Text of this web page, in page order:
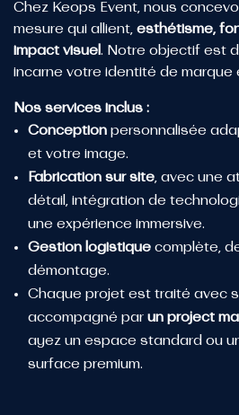
Chez Keops Event, nous
mesure qui allient, esthétisme,
impact visuel. Notre objectif est
incarne votre identité de marque
Nos services inclus :
Conception personnalisée
et votre image.
Fabrication sur site, avec une
détail, intégration de
une expérience immersive.
Gestion logistique complète,
démontage.
Chaque projet est traité avec
accompagné par un project
ayez un espace standard ou
surface premium.